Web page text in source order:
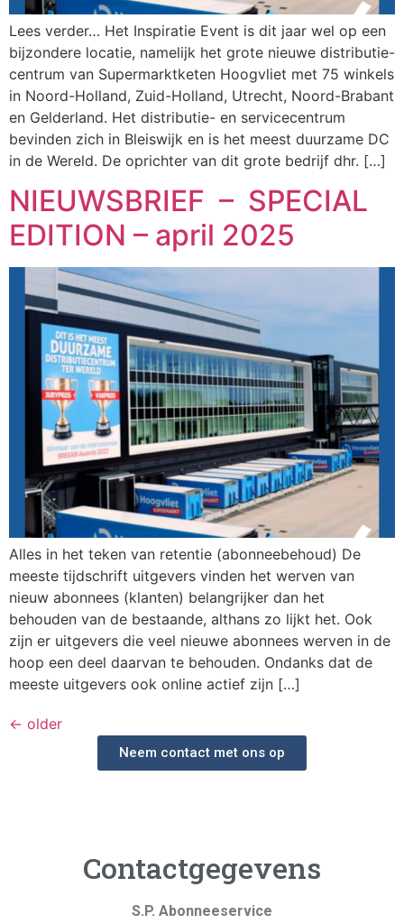
Lees verder… Het Inspiratie Event is dit jaar wel op een
bijzondere locatie, namelijk het grote nieuwe distributie-
centrum van Supermarktketen Hoogvliet met 75 winkels
in Noord-Holland, Zuid-Holland, Utrecht, Noord-Brabant
en Gelderland. Het distributie- en servicecentrum
bevinden zich in Bleiswijk en is het meest duurzame DC
in de Wereld. De oprichter van dit grote bedrijf dhr. […]
NIEUWSBRIEF – SPECIAL
EDITION – april 2025
Alles in het teken van retentie (abonneebehoud) De
meeste tijdschrift uitgevers vinden het werven van
nieuw abonnees (klanten) belangrijker dan het
behouden van de bestaande, althans zo lijkt het. Ook
zijn er uitgevers die veel nieuwe abonnees werven in de
hoop een deel daarvan te behouden. Ondanks dat de
meeste uitgevers ook online actief zijn […]
← older
Neem contact met ons op
Contactgegevens
S.P. Abonneeservice